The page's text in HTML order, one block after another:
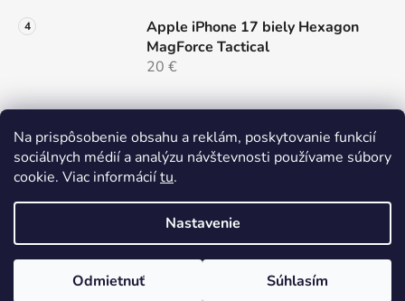
Na prispôsobenie obsahu a reklám, poskytovanie funkcií
sociálnych médií a analýzu návštevnosti používame súbory
cookie. Viac informáciítu.
Nastavenie
Odmietnuť Súhlasím
Apple iPhone 17 biely Hexagon
MagForce Tactical
20 €
Samsung Galaxy S26 ULTRA 5G
12/256 Black Dual Sim NOVÝ z
výkupu
999 €